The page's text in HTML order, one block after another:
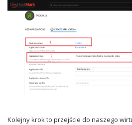
Kolejny krok to przejście do naszego